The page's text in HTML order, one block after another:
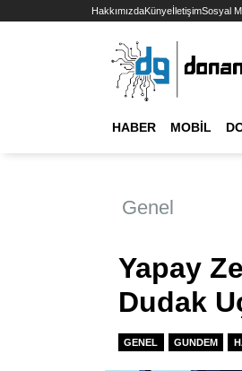
HakkımızdaKünyeİletişimSosyal
HABER MOBIL
Genel
Yapay
Dudak
GENEL GUNDEM